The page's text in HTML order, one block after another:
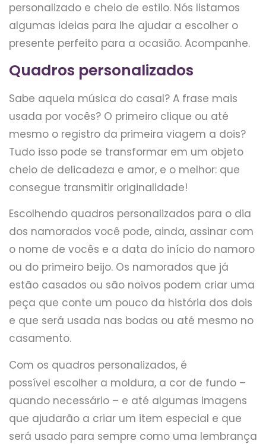
personalizado e cheio de estilo. Nós listamos
algumas ideias para lhe ajudar a escolher o
presente perfeito para a ocasião. Acompanhe.
Quadros personalizados
Sabe aquela música do casal? A frase mais
usada por vocês? O primeiro clique ou até
mesmo o registro da primeira viagem a dois?
Tudo isso pode se transformar em um objeto
cheio de delicadeza e amor, e o melhor: que
consegue transmitir originalidade!
Escolhendo quadros personalizados para o dia
dos namorados você pode, ainda, assinar com
o nome de vocês e a data do início do namoro
ou do primeiro beijo. Os namorados que já
estão casados ou são noivos podem criar uma
peça que conte um pouco da história dos dois
e que será usada nas bodas ou até mesmo no
casamento.
Com os quadros personalizados, é
possível escolher a moldura, a cor de fundo –
quando necessário – e até algumas imagens
que ajudarão a criar um item especial e que
será usado para sempre como uma lembrança